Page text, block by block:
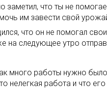
заметил, что ты не
им завести свой
что он не помогал
на следующее утро
много работы нужно
нелегкая работа и что